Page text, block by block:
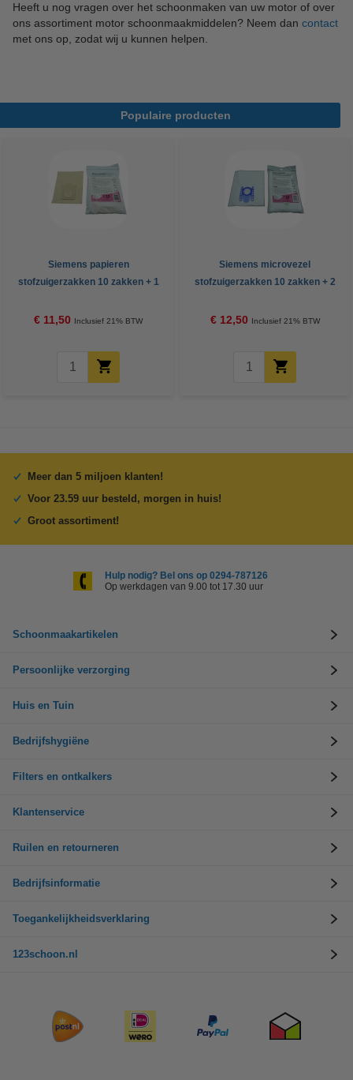
Heeft u nog vragen over het schoonmaken van uw motor of over
ons assortiment motor schoonmaakmiddelen? Neem dan contact
met ons op, zodat wij u kunnen helpen.
Populaire producten
Siemens papieren
stofzuigerzakken 10 zakken + 1
€ 11,50 Inclusief 21% BTW
Siemens microvezel
stofzuigerzakken 10 zakken + 2
€ 12,50 Inclusief 21% BTW
Meer dan 5 miljoen klanten!
Voor 23.59 uur besteld, morgen in huis!
Groot assortiment!
Hulp nodig? Bel ons op 0294-787126
Op werkdagen van 9.00 tot 17.30 uur
Schoonmaakartikelen
Persoonlijke verzorging
Huis en Tuin
Bedrijfshygiëne
Filters en ontkalkers
Klantenservice
Ruilen en retourneren
Bedrijfsinformatie
Toegankelijkheidsverklaring
123schoon.nl